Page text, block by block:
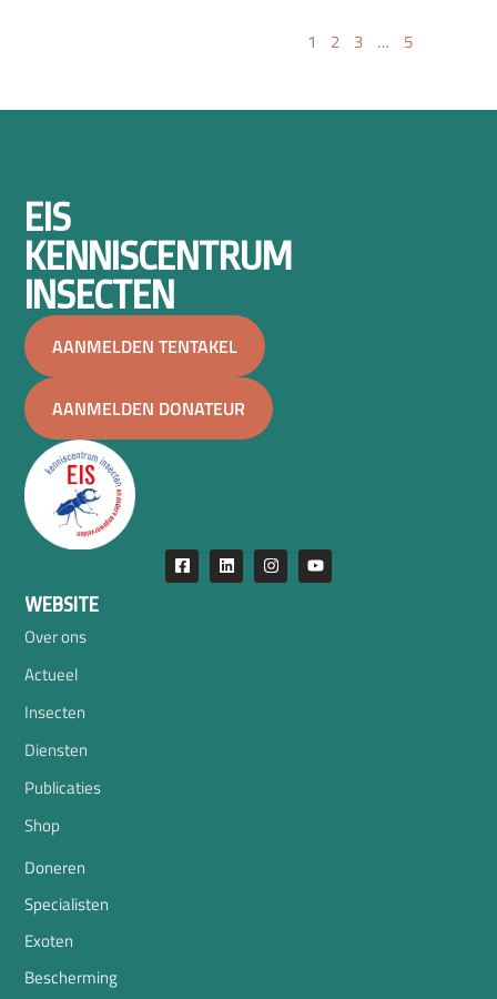
1 2 3 … 5
EIS
KENNISCENTRUM
INSECTEN
AANMELDEN TENTAKEL
AANMELDEN DONATEUR
WEBSITE
Over ons
Actueel
Insecten
Diensten
Publicaties
Shop
Doneren
Specialisten
Exoten
Bescherming